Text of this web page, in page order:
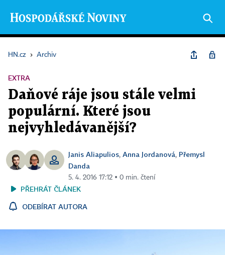
HN.cz › Archiv
EXTRA
Daňové ráje jsou stále velmi
populární. Které jsou
nejvyhledávanější?
Janis Aliapulios, Anna Jordanová, Přemysl
Danda
5. 4. 2016 17:12 ▪ 0 min. čtení
PŘEHRÁT ČLÁNEK
ODEBÍRAT AUTORA